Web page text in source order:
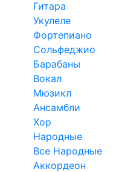
Гитара
Укулеле
Фортепиано
Сольфеджио
Барабаны
Вокал
Мюзикл
Ансамбли
Хор
Народные
Все Народные
Аккордеон